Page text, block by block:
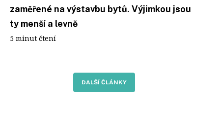
zaměřené na výstavbu bytů. Výjimkou jsou
ty menší a levně
5 minut čtení
DALŠÍ ČLÁNKY